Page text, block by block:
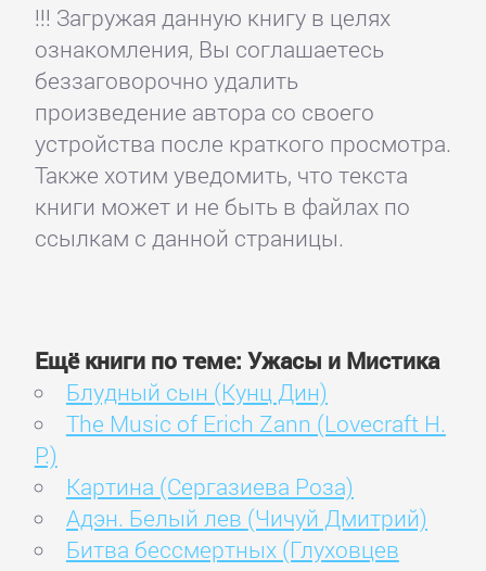
!!! Загружая данную книгу в целях
ознакомления, Вы соглашаетесь
беззаговорочно удалить
произведение автора со своего
устройства после краткого просмотра.
Также хотим уведомить, что текста
книги может и не быть в файлах по
ссылкам с данной страницы.
Ещё книги по теме: Ужасы и Мистика
Блудный сын (Кунц Дин)
The Music of Erich Zann (Lovecraft H.
P.)
Картина (Сергазиева Роза)
Адэн. Белый лев (Чичуй Дмитрий)
Битва бессмертных (Глуховцев